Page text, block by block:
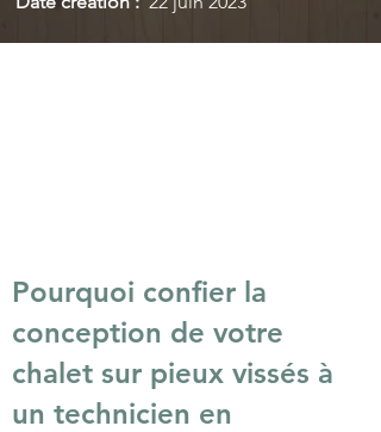
Pourquoi confier la
conception de votre
chalet sur pieux vissés à
un technicien en